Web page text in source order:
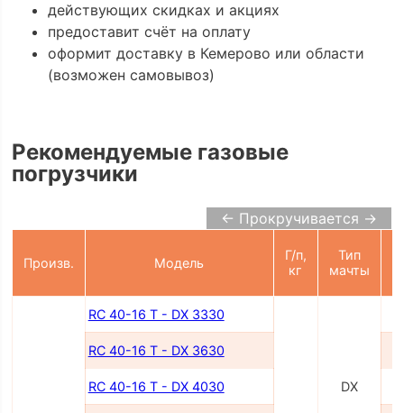
действующих скидках и акциях
предоставит счёт на оплату
оформит доставку в Кемерово или области
(возможен самовывоз)
Рекомендуемые газовые
погрузчики
← Прокручивается →
Произв. Модель
Г/п,
кг
Тип
мачты
RC 40-16 T - DX 3330
DX
RC 40-16 T - DX 3630
RC 40-16 T - DX 4030